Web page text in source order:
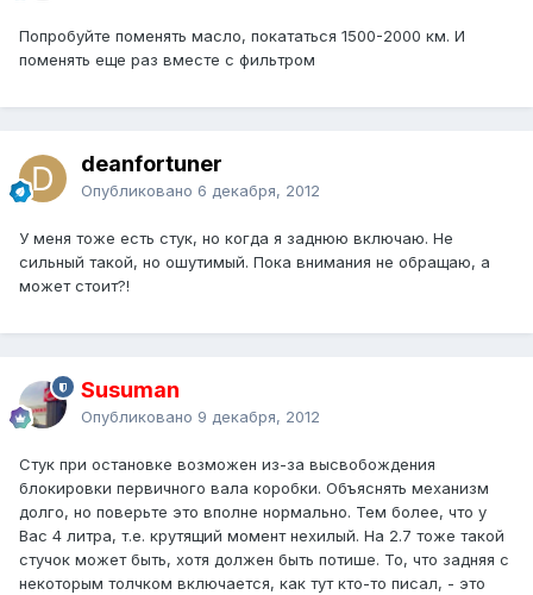
Попробуйте поменять масло, покататься 1500-2000 км. И
поменять еще раз вместе с фильтром
deanfortuner
Опубликовано 6 декабря, 2012
У меня тоже есть стук, но когда я заднюю включаю. Не
сильный такой, но ошутимый. Пока внимания не обращаю, а
может стоит?!
Susuman
Опубликовано 9 декабря, 2012
Стук при остановке возможен из-за высвобождения
блокировки первичного вала коробки. Объяснять механизм
долго, но поверьте это вполне нормально. Тем более, что у
Вас 4 литра, т.е. крутящий момент нехилый. На 2.7 тоже такой
стучок может быть, хотя должен быть потише. То, что задняя с
некоторым толчком включается, как тут кто-то писал, - это